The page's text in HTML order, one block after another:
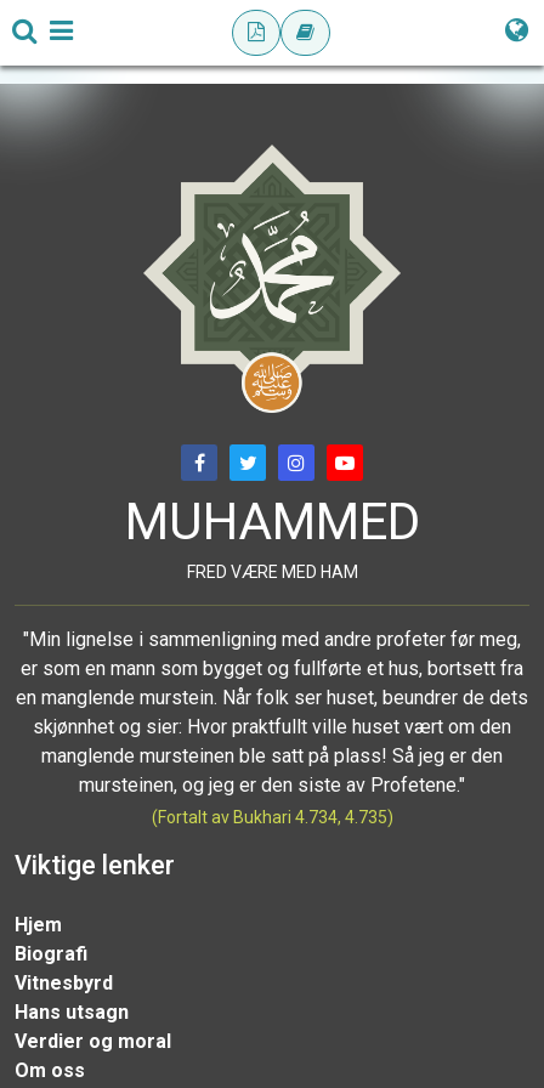
MUHAMMED
FRED VÆRE MED HAM
"Min lignelse i sammenligning med andre profeter før meg,
er som en mann som bygget og fullførte et hus, bortsett fra
en manglende murstein. Når folk ser huset, beundrer de dets
skjønnhet og sier: Hvor praktfullt ville huset vært om den
manglende mursteinen ble satt på plass! Så jeg er den
mursteinen, og jeg er den siste av Profetene."
(Fortalt av Bukhari 4.734, 4.735)
Viktige lenker
Hjem
Biografi
Vitnesbyrd
Hans utsagn
Verdier og moral
Om oss